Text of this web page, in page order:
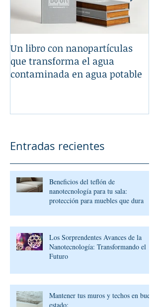
Un libro con nanopartículas
que transforma el agua
contaminada en agua potable
Entradas recientes
Beneficios del teflón de
nanotecnología para tu sala:
protección para muebles que dura
Los Sorprendentes Avances de la
Nanotecnología: Transformando el
Futuro
Mantener tus muros y techos en buen
estado: